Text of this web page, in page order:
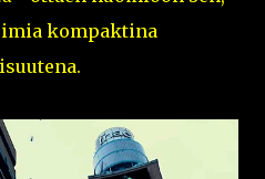
kompaktina